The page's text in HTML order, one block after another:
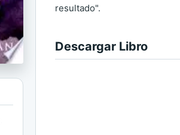
resultado".
Descargar Libro